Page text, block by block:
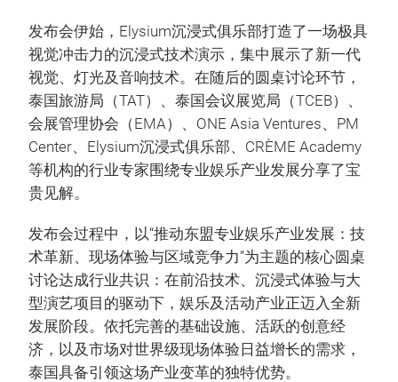
发布会伊始，Elysium沉浸式俱乐部打造了一场极具
视觉冲击力的沉浸式技术演示，集中展示了新一代
视觉、灯光及音响技术。在随后的圆桌讨论环节，
泰国旅游局（TAT）、泰国会议展览局（TCEB）、
会展管理协会（EMA）、ONE Asia Ventures、PM
Center、Elysium沉浸式俱乐部、CRÈME Academy
等机构的行业专家围绕专业娱乐产业发展分享了宝
贵见解。
发布会过程中，以“推动东盟专业娱乐产业发展：技
术革新、现场体验与区域竞争力”为主题的核心圆桌
讨论达成行业共识：在前沿技术、沉浸式体验与大
型演艺项目的驱动下，娱乐及活动产业正迈入全新
发展阶段。依托完善的基础设施、活跃的创意经
济，以及市场对世界级现场体验日益增长的需求，
泰国具备引领这场产业变革的独特优势。